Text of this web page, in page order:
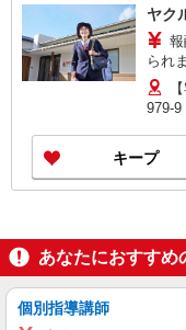
ヤク
られ
均収入
囲を
10万
※延長制度あり ※
日間
979-9
キープ
あなたにおすすめ
個別指導講師